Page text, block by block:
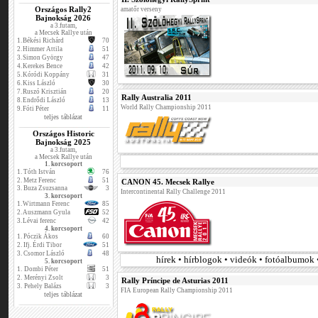
Országos Rally2
Bajnokság 2026
a 3.futam,
a Mecsek Rallye után
1.Békési Richárd
70
2.Himmer Attila
51
3.Simon György
47
4.Kerekes Bence
42
5.Kóródi Koppány
31
6.Kiss László
30
7.Ruszó Krisztián
20
8.Endrődi László
13
9.Fóti Péter 11
teljes táblázat
Országos Historic
Bajnokság 2025
a 3.futam,
a Mecsek Rallye után
1. korcsoport
1. Tóth István
76
2. Metz Ferenc
51
3. Buza Zsuzsanna
3
3. korcsoport
1.Wirtmann Ferenc
85
2.Auszmann Gyula
52
3.Lévai ferenc
42
4. korcsoport
1. Póczik Ákos
60
2. Ifj. Érdi Tibor
51
3. Csomor László
48
5. korcsoport
1. Dombi Péter
51
2. Merényi Zsolt
3
3. Pehely Balázs 3
teljes táblázat
amatőr verseny
Rally Australia 2011
World Rally Championship 2011
CANON 45. Mecsek Rallye
Intercontinental Rally Challenge 2011
hírek • hírblogok • videók • fotóalbumok
Rally Príncipe de Asturias 2011
FIA European Rally Championship 2011